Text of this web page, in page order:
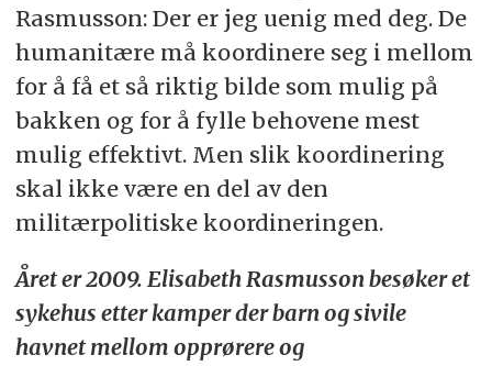
Rasmusson: Der er jeg uenig med deg. De
humanitære må koordinere seg i mellom
for å få et så riktig bilde som mulig på
bakken og for å fylle behovene mest
mulig effektivt. Men slik koordinering
skal ikke være en del av den
militærpolitiske koordineringen.
Året er 2009. Elisabeth Rasmusson besøker et
sykehus etter kamper der barn og sivile
havnet mellom opprørere og